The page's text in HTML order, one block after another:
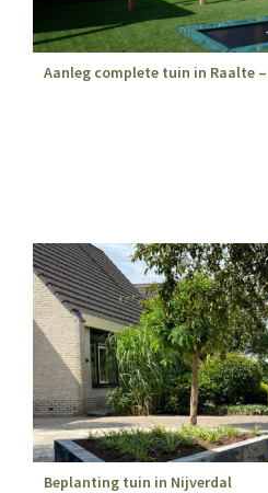
Aanleg complete tuin in Raalte
Beplanting tuin in Nijverdal